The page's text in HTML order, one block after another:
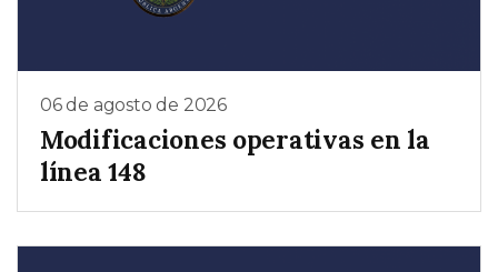
06 de agosto de 2026
Modificaciones operativas en la
línea 148